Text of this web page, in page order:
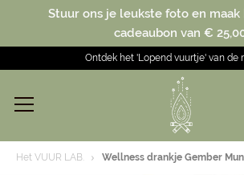
Stuur ons je leukste foto en maak
cadeaubon van €
Ontdek het 'Lopend vuurtje' van de
Het VUUR LAB. Wellness drankje Gember